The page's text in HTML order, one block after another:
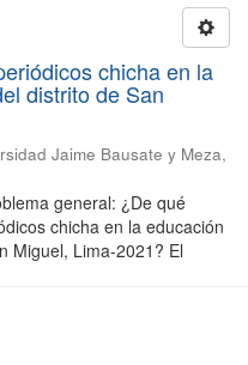
chicha en la
distrito de San
Jaime Bausate y Meza,
general: ¿De qué
chicha en la educación
Miguel, Lima-2021? El